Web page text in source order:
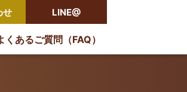
せ LINE@
くあるご質問（FAQ）